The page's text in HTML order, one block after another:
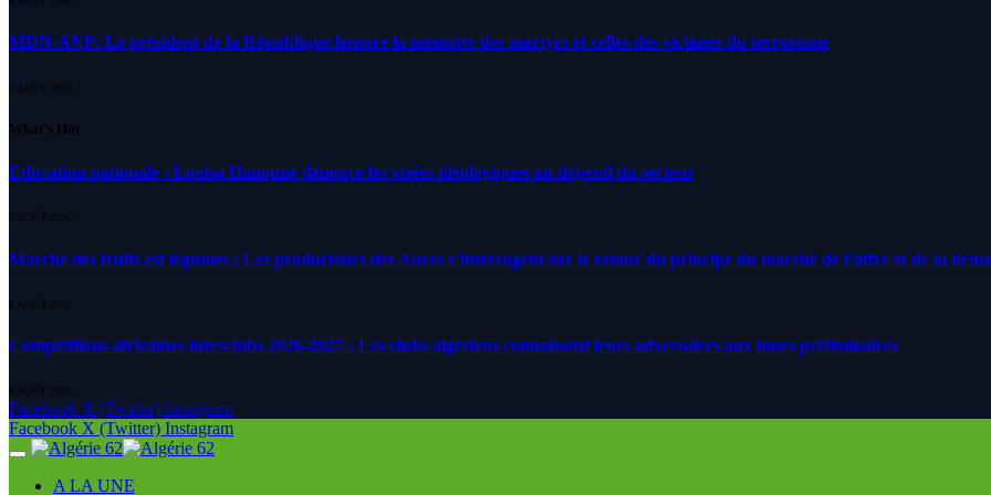
MDN-ANP: Le président de la République honore la mémoire des martyrs et celles des victimes du terrorisme
4 AOÛT 2026
What's Hot
Education nationale : Louisa Hanoune dénonce les visées idéologiques au dépend du secteur
7 AOÛT 2026
Marché des fruits est légumes : Les producteurs des Aures s’interrogent sur le retour du principe du marché de l’offre et de la
6 AOÛT 2026
Compétitions africaines interclubs 2026-2027 : Les clubs algériens connaissent leurs adversaires aux tours préliminaires
6 AOÛT 2026
Facebook X (Twitter) Instagram
Facebook X (Twitter) Instagram
A LA UNE